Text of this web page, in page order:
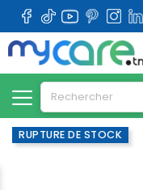
RUPTURE DE STOCK